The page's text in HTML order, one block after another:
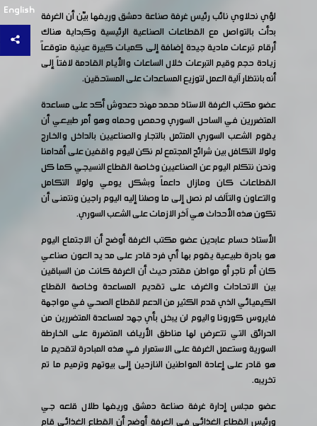
English لؤي نحلاوي نائب رئيس غرفة صناعة دمشق وريفها بيّن أن الغرفة
بدأت بالتواصل مع القطاعات الصناعية الرئيسية وكبداية هناك
أرقام تبرعات مادية جيدة إضافة إلى كميات كبيرة عينية متوقعاً
زيادة حجم وقيم التبرعات خلال الساعات والأيام القادمة لافتاً إلى
أنه بانتظار آلية العمل لتوزيع المساعدات على المستحقين.
عضو مكتب الغرفة الاستاذ محمد مهند دعدوش أكد على مساعدة
المتضررين في الساحل السوري وحمص وحماه وهو أمر طبيعي أن
يقوم الشعب السوري المتثمل بالتجار والصناعيين بالداخل والخارج
ولولا التكافل بين شرائح المجتمع لم نكن لليوم واقفين على أقدامنا
ونحن نتكلم اليوم عن الصناعيين وخاصة القطاع النسيجي كما كل
القطاعات كان ومازال داعماً وبشكل يومي ولولا التكامل
والتعاون والتآلف لم نصل إلى ما وصلنا إليه اليوم راجين ونتمنى أن
تكون هذه الأحداث هي آخر الازمات على الشعب السوري.
الأستاذ حسام عابدين عضو مكتب الغرفة أوضح أن الاجتماع اليوم
هو بادرة طبيعية يقوم بها أي فرد قادر على مد يد العون صناعي
كان أم تاجر أو مواطن مقتدر حيث أن الغرفة كانت من السباقين
بين الاتحادات والغرف على تقديم المساعدة وخاصة القطاع
الكيميائي الذي قدم الكثير من الدعم للقطاع الصحي في مواجهة
فايروس كورونا واليوم لن يبخل بأي جهد لمساعدة المتضررين من
الحرائق التي تتعرض لها مناطق الأرياف المتضررة على الخارطة
السورية وستعمل الغرفة على الاستمرار في هذه المبادرة لتقديم ما
هو قادر على إعادة المواطنين النازحين إلى بيوتهم وترميم ما تم
تخريبه.
عضو مجلس إدارة غرفة صناعة دمشق وريفها طلال قلعه جي
ورئيس القطاع الغذائي في الغرفة أوضح أن القطاع الغذائي قام